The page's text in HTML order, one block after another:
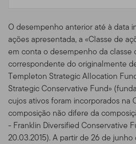
O desempenho anterior até à data
ações apresentada, a «Classe de
em conta o desempenho da classe
correspondente do originalmente
Templeton Strategic Allocation
Strategic Conservative Fund»
cujos ativos foram incorporados na
composição não difere da
- Franklin Diversified Conservative
20.03.2015). A partir de 26 de junho
possa prejudicar ou
Franklin Templeton , ou
servidor da Franklin Templeton.
Site de nenhuma forma que
do site por qualquer outra parte.
Meios de Acesso.De forma
visto através de um browser
resolução de tela de 640 por 480
o Netscape Navigator 6.1 ou o